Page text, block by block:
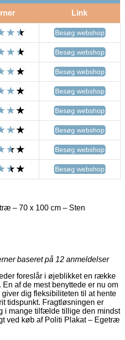
Link
Besøg webshop
Besøg webshop
Besøg webshop
Besøg webshop
Besøg webshop
Besøg webshop
Besøg webshop
Besøg webshop
– 70 x 100 cm – Sten
baseret på 12 anmeldelser
foreslår i øjeblikket en række
af de mest benyttede er nu om
dig fleksibiliteten til at hente
tidspunkt. Fragtløsningen er
i mange tilfælde tillige den mindst
ved køb af Politi Plakat – Egetræ